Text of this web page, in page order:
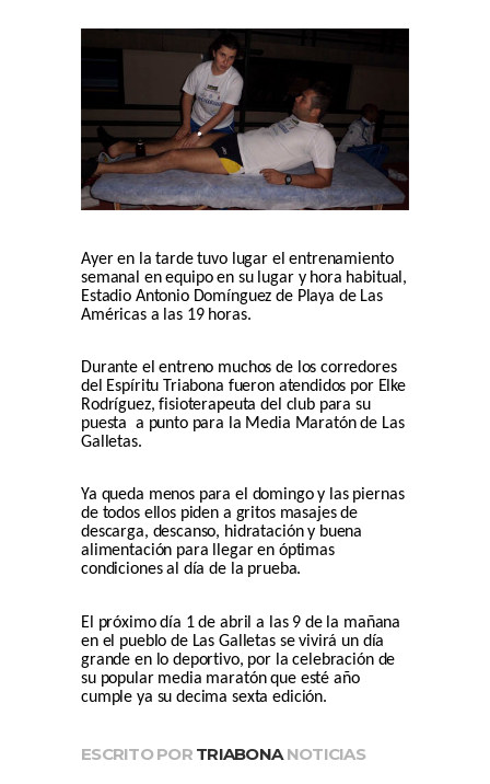
Ayer en la tarde tuvo lugar el entrenamiento
semanal en equipo en su lugar y hora habitual,
Estadio Antonio Domínguez de Playa de Las
Américas a las 19 horas.
Durante el entreno muchos de los corredores
del Espíritu Triabona fueron atendidos por Elke
Rodríguez, fisioterapeuta del club para su
puesta a punto para la Media Maratón de Las
Galletas.
Ya queda menos para el domingo y las piernas
de todos ellos piden a gritos masajes de
descarga, descanso, hidratación y buena
alimentación para llegar en óptimas
condiciones al día de la prueba.
El próximo día 1 de abril a las 9 de la mañana
en el pueblo de Las Galletas se vivirá un día
grande en lo deportivo, por la celebración de
su popular media maratón que esté año
cumple ya su decima sexta edición.
ESCRITO POR TRIABONA NOTICIAS